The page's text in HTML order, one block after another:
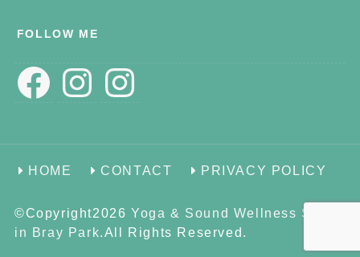
FOLLOW ME
FacebookInstagramInstagram
HOME CONTACT PRIVACY POLICY
©Copyright2026 Yoga & Sound Wellness Space
in Bray Park.All Rights Reserved.